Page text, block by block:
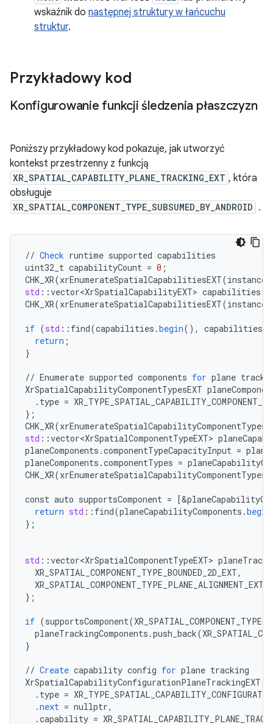
wskaźnik do następnej struktury w łańcuchu
struktur.
Przykładowy kod
Konfigurowanie funkcji śledzenia płaszczyzn
Poniższy przykładowy kod pokazuje, jak utworzyć
kontekst przestrzenny z funkcją
XR_SPATIAL_CAPABILITY_PLANE_TRACKING_EXT , która
obsługuje
XR_SPATIAL_COMPONENT_TYPE_SUBSUMED_BY_ANDROID .
// Check runtime supported capabilities
uint32_t capabilityCount = 0 ;
CHK_XR(xrEnumerateSpatialCapabilitiesEXT(instance
std : :vector<XrSpatialCapabilityEXT> capabilities(
CHK_XR(xrEnumerateSpatialCapabilitiesEXT(instance
if (std : : find(capabilities .begin(), capabilities
return ;
}
// Enumerate supported components for plane
XrSpatialCapabilityComponentTypesEXT
. type =
} ;
CHK_XR(
std : :vector<XrSpatialComponentTypeEXT>
planeComponents .componentTypeCapacityInput =
planeComponents .componentTypes =
CHK_XR(
const auto supportsComponent = [&
return std : : find(planeCapabilityComponents .begin
} ;
std : :vector<XrSpatialComponentTypeEXT>
XR_SPATIAL_COMPONENT_TYPE_BOUNDED_2D_EXT,
XR_SPATIAL_COMPONENT_TYPE_PLANE_ALIGNMENT_EXT
} ;
if (supportsComponent(
planeTrackingComponents .push_back(
}
// Create capability config for plane tracking
XrSpatialCapabilityConfigurationPlaneTrackingEXT
. type =
.next = nullptr,
.capability =